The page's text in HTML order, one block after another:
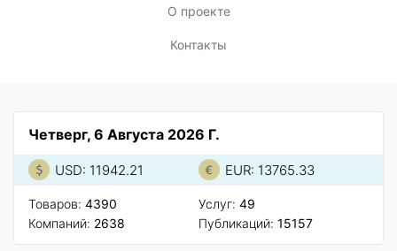
О проекте
Контакты
Четверг, 6 Августа 2026 Г.
USD: 11942.21 EUR: 13765.33
Товаров: 4390
Компаний: 2638
Услуг: 49
Публикаций: 15157